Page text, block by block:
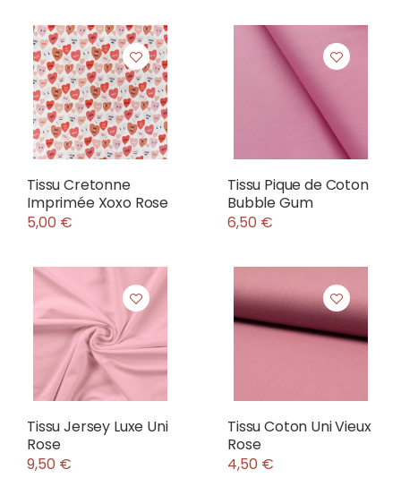
Tissu Cretonne
Imprimée Xoxo Rose
5,00 €
Tissu Pique de Coton
Bubble Gum
6,50 €
Tissu Jersey Luxe Uni
Rose
9,50 €
Tissu Coton Uni Vieux
Rose
4,50 €